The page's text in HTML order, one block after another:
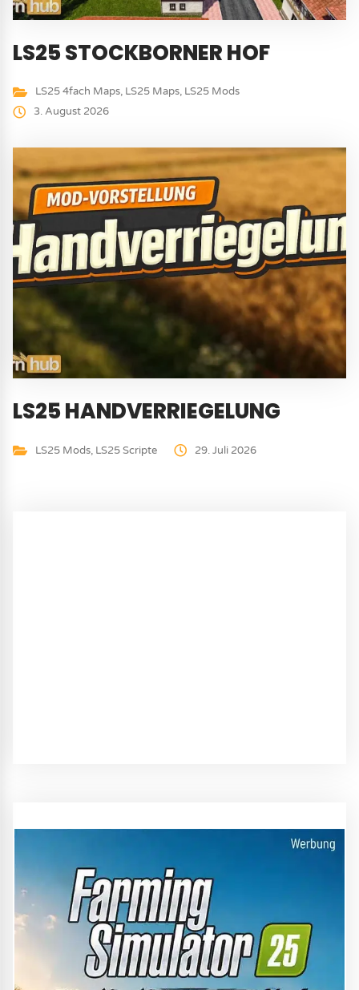
LS25 STOCKBORNER HOF
LS25 4fach Maps, LS25 Maps, LS25 Mods
3. August 2026
LS25 HANDVERRIEGELUNG
LS25 Mods, LS25 Scripte 29. Juli 2026